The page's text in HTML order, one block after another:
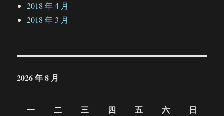
2018 年 4 月
2018 年 3 月
2026 年 8 月
一 二 三 四 五 六 日